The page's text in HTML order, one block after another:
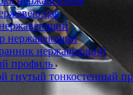
нержавеющий
нержавеющий
профиль
гнутый тонкостенный